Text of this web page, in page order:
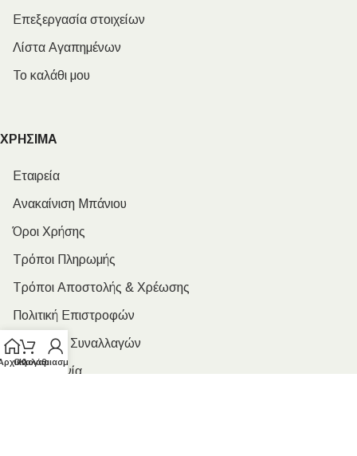
Επεξεργασία στοιχείων
Λίστα Αγαπημένων
Το καλάθι μου
ΧΡΗΣΙΜΑ
Εταιρεία
Ανακαίνιση Μπάνιου
Όροι Χρήσης
Τρόποι Πληρωμής
Τρόποι Αποστολής & Χρέωσης
Πολιτική Επιστροφών
Ασφάλεια Συναλλαγών
Επικοινωνία
Καλάθι
Ο λογαριασμός μου